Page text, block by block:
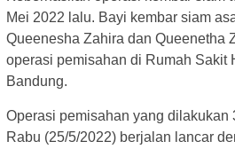
Mei 2022 lalu. Bayi kembar siam
Queenesha Zahira dan Queenetha
operasi pemisahan di Rumah Sakit
Bandung.
Operasi pemisahan yang dilakukan
Rabu (25/5/2022) berjalan lancar